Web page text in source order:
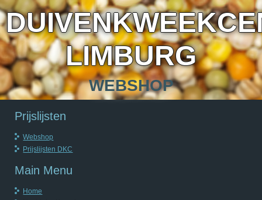
LIMBURG
WEBSHOP
Prijslijsten
Webshop
Prijslijsten DKC
Main Menu
Home